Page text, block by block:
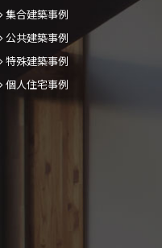
集合建築事例
公共建築事例
特殊建築事例
個人住宅事例